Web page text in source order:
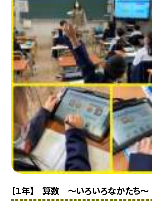
【１年】 算数 〜いろいろなかたち〜